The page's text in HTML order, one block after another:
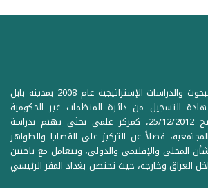
تأسس مركز حمورابي للبحوث والدراسات الإستراتيجية عام 2008 بمدينة بابل
التسجيل من دائرة المنظمات غير الحكومية
المرقمة ((1Z71874 بتاريخ 25/12/2012، كمركز علمي بحثي يهتم بدراسة
فضلاً عن التركيز على القضايا والظواهر
المحلي والإقليمي والدولي، ويتعامل مع باحثين
العراق وخارجه، حيث تحتضن بغداد المقر الرئيسي